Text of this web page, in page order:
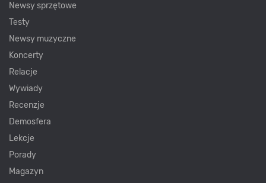
Newsy sprzętowe
Testy
Newsy muzyczne
Koncerty
Relacje
Wywiady
Recenzje
Demosfera
Lekcje
Porady
Magazyn